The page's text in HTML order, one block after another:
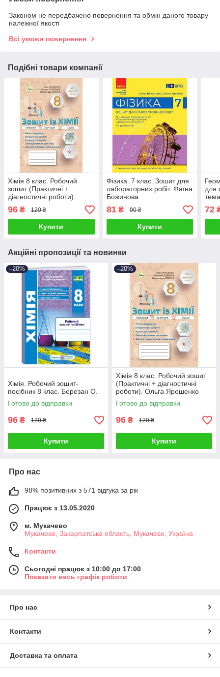
Законом не передбачено повернення та обмін даного товару
належної якості
Всі умови повернення
Подібні товари компанії
Хімія 8 клас. Робочий
зошит (Практичні +
діагностичні роботи).
Ольга Ярошенко
96 ₴ 120 ₴
Купити
Фізика. 7 клас. Зошит для
лабораторних робіт. Фаїна
Божинова
81₴ 90 ₴
Купити
для
72
Акційні пропозиції та новинки
–20%
Хімія. Робочий зошит-
посібник 8 клас. Березан О.
Готово до відправки
96 ₴ 120 ₴
Купити
–20%
Хімія 8 клас. Робочий зошит
(Практичні + діагностичні
роботи). Ольга Ярошенко
Готово до відправки
96 ₴ 120 ₴
Купити
Про нас
98% позитивних з 571 відгука за рік
Працює з 13.05.2020
м. Мукачево
Мукачево, Закарпатська область, Мукачево, Україна
Контакти
Сьогодні працює з 10:00 до 17:00
Показати весь графік роботи
Про нас
Контакти
Доставка та оплата